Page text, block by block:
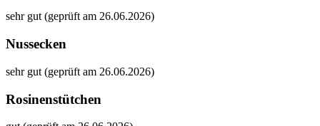
sehr gut (geprüft am 26.06.2026)
Nussecken
sehr gut (geprüft am 26.06.2026)
Rosinenstütchen